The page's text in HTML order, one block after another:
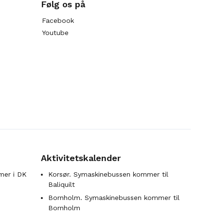
Følg os på
Facebook
Youtube
i DK
Aktivitetskalender
Korsør. Symaskinebussen kommer til
Baliquilt
Bornholm. Symaskinebussen kommer til
Bornholm